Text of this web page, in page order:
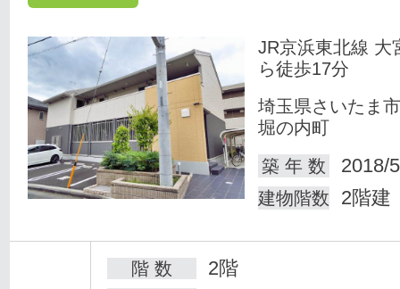
JR京浜東北線 大
ら徒歩17分
埼玉県さいたま
堀の内町
築 年 数
2018/
建物階数 2階建
階 数 2階